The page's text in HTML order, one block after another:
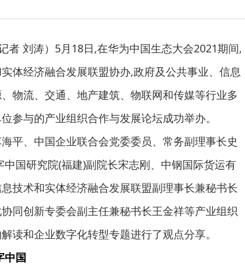
刘涛）5月18日,在华为中国生态大会2021期间,
体经济融合发展联盟协办,政府及公共事业、信息
物流、交通、地产建筑、物联网和传媒等行业多
参与的产业组织合作与发展论坛成功举办。
、中国企业联合会党委委员、常务副理事长史
国研究院(福建)副院长宋志刚、中钢国际货运有
技术和实体经济融合发展联盟副理事长兼秘书长
同创新专委会副主任兼秘书长王金祥等产业组织
读和企业数字化转型专题进行了观点分享。
中国